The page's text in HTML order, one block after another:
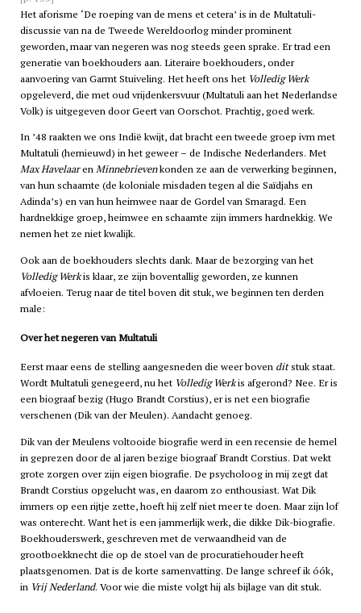
Het aforisme ‘De roeping van de mens et cetera’ is in de Multatuli-
discussie van na de Tweede Wereldoorlog minder prominent
geworden, maar van negeren was nog steeds geen sprake. Er trad een
generatie van boekhouders aan. Literaire boekhouders, onder
aanvoering van Garmt Stuiveling. Het heeft ons het Volledig Werk
opgeleverd, die met oud vrijdenkersvuur (Multatuli aan het Nederlandse
Volk) is uitgegeven door Geert van Oorschot. Prachtig, goed werk.
In ’48 raakten we ons Indië kwijt, dat bracht een tweede groep ivm met
Multatuli (hernieuwd) in het geweer – de Indische Nederlanders. Met
Max HavelaarenMinnebrievenkonden ze aan de verwerking beginnen,
van hun schaamte (de koloniale misdaden tegen al die Saïdjahs en
Adinda’s) en van hun heimwee naar de Gordel van Smaragd. Een
hardnekkige groep, heimwee en schaamte zijn immers hardnekkig. We
nemen het ze niet kwalijk.
Ook aan de boekhouders slechts dank. Maar de bezorging van het
Volledig Werkis klaar, ze zijn boventallig geworden, ze kunnen
afvloeien. Terug naar de titel boven dit stuk, we beginnen ten derden
male:
Over het negeren van Multatuli
Eerst maar eens de stelling aangesneden die weer boven ditstuk staat.
Wordt Multatuli genegeerd, nu het Volledig Werkis afgerond? Nee. Er is
een biograaf bezig (Hugo Brandt Corstius), er is net een biografie
verschenen (Dik van der Meulen). Aandacht genoeg.
Dik van der Meulens voltooide biografie werd in een recensie de hemel
in geprezen door de al jaren bezige biograaf Brandt Corstius. Dat wekt
grote zorgen over zijn eigen biografie. De psycholoog in mij zegt dat
Brandt Corstius opgelucht was, en daarom zo enthousiast. Wat Dik
immers op een rijtje zette, hoeft hij zelf niet meer te doen. Maar zijn lof
was onterecht. Want het is een jammerlijk werk, die dikke Dik-biografie.
Boekhouderswerk, geschreven met de verwaandheid van de
grootboekknecht die op de stoel van de procuratiehouder heeft
plaatsgenomen. Dat is de korte samenvatting. De lange schreef ik óók,
in Vrij Nederland. Voor wie die miste volgt hij als bijlage van dit stuk.